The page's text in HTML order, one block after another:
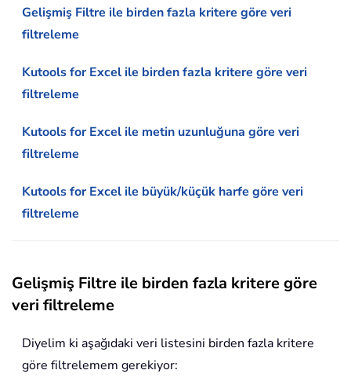
Gelişmiş Filtre ile birden fazla kritere göre veri
filtreleme
Kutools for Excel ile birden fazla kritere göre veri
filtreleme
Kutools for Excel ile metin uzunluğuna göre veri
filtreleme
Kutools for Excel ile büyük/küçük harfe göre veri
filtreleme
Gelişmiş Filtre ile birden fazla kritere göre
veri filtreleme
Diyelim ki aşağıdaki veri listesini birden fazla kritere
göre filtrelemem gerekiyor: